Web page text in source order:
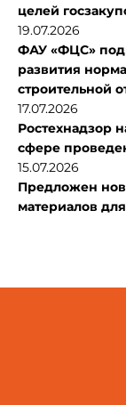
целей
19.07.2026
ФАУ «ФЦС»
развития
строительной
17.07.2026
Ростехнадзор
сфере
15.07.2026
Предложен
материалов